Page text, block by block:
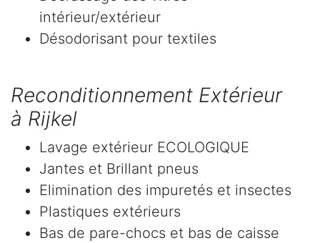
intérieur/extérieur
Désodorisant pour textiles
Reconditionnement Extérieur
à Rijkel
Lavage extérieur ECOLOGIQUE
Jantes et Brillant pneus
Elimination des impuretés et insectes
Plastiques extérieurs
Bas de pare-chocs et bas de caisse